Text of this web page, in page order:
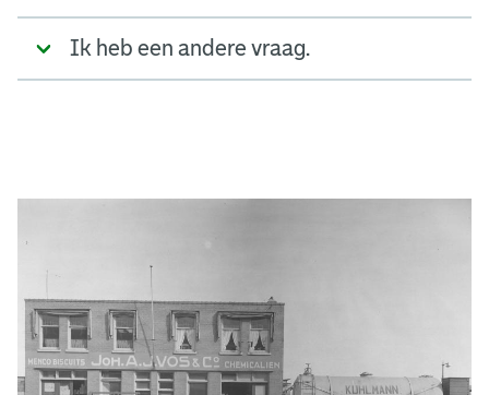
Ik heb een andere vraag.
e
s
b
e
n